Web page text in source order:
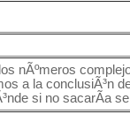
nÃºmeros
a la conclusiÃ³n
si no sacarÃ­a